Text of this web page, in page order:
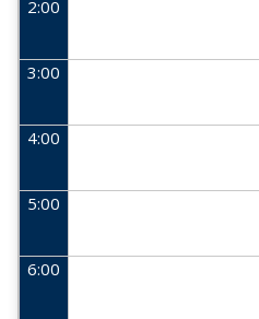
2:00
3:00
4:00
5:00
6:00